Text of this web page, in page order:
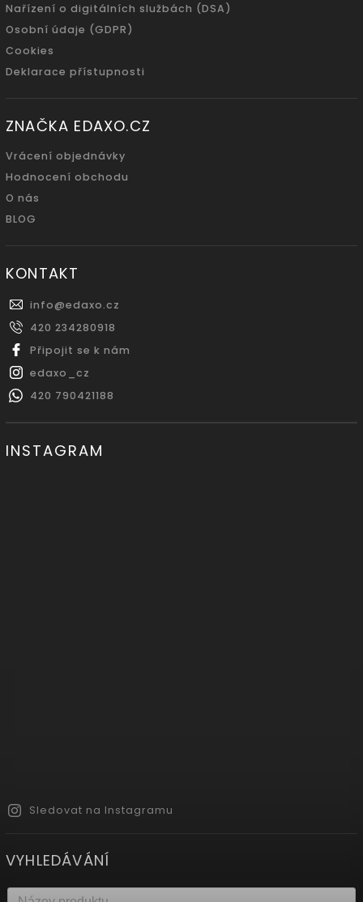
Nařízení o digitálních službách (DSA)
Osobní údaje (GDPR)
Cookies
Deklarace přístupnosti
ZNAČKA EDAXO.CZ
Vrácení objednávky
Hodnocení obchodu
O nás
BLOG
KONTAKT
info@edaxo.cz
420 234280918
Připojit se k nám
edaxo_cz
420 790421188
INSTAGRAM
Sledovat na Instagramu
VYHLEDÁVÁNÍ